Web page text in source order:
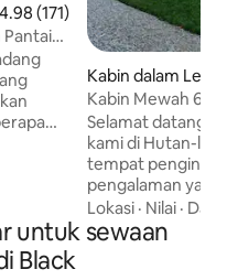
purata 4.98 daripada
4.98 (171)
Pantai
luar
Kabin dalam
Kabin Mewah 6
Tab Air Panas
Selamat datang
kami di Hutan-
tempat
pengalaman
Terletak di atas 9
percutian yang
Scandinavia ini
Lokasi · Nilai ·
untuk sewaan
Black